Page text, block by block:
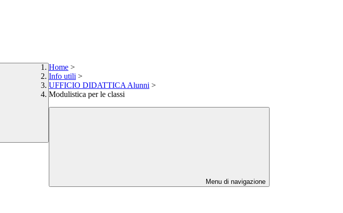
Home >
Info utili >
UFFICIO DIDATTICA Alunni >
Modulistica per le classi
Menu di navigazione